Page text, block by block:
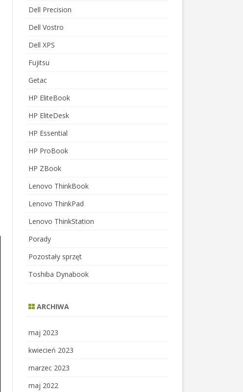
Dell Precision
Dell Vostro
Dell XPS
Fujitsu
Getac
HP EliteBook
HP EliteDesk
HP Essential
HP ProBook
HP ZBook
Lenovo ThinkBook
Lenovo ThinkPad
Lenovo ThinkStation
Porady
Pozostały sprzęt
Toshiba Dynabook
ARCHIWA
maj 2023
kwiecień 2023
marzec 2023
maj 2022